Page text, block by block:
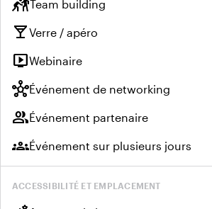
sports_kabaddiTeam building
local_barVerre / apéro
live_tvWebinaire
hubÉvénement de networking
groupÉvénement partenaire
groupsÉvénement sur plusieurs jours
ACCESSIBILITÉ ET EMPLACEMENT